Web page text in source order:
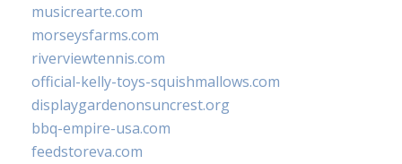
musicrearte.com
morseysfarms.com
riverviewtennis.com
official-kelly-toys-squishmallows.com
displaygardenonsuncrest.org
bbq-empire-usa.com
feedstoreva.com